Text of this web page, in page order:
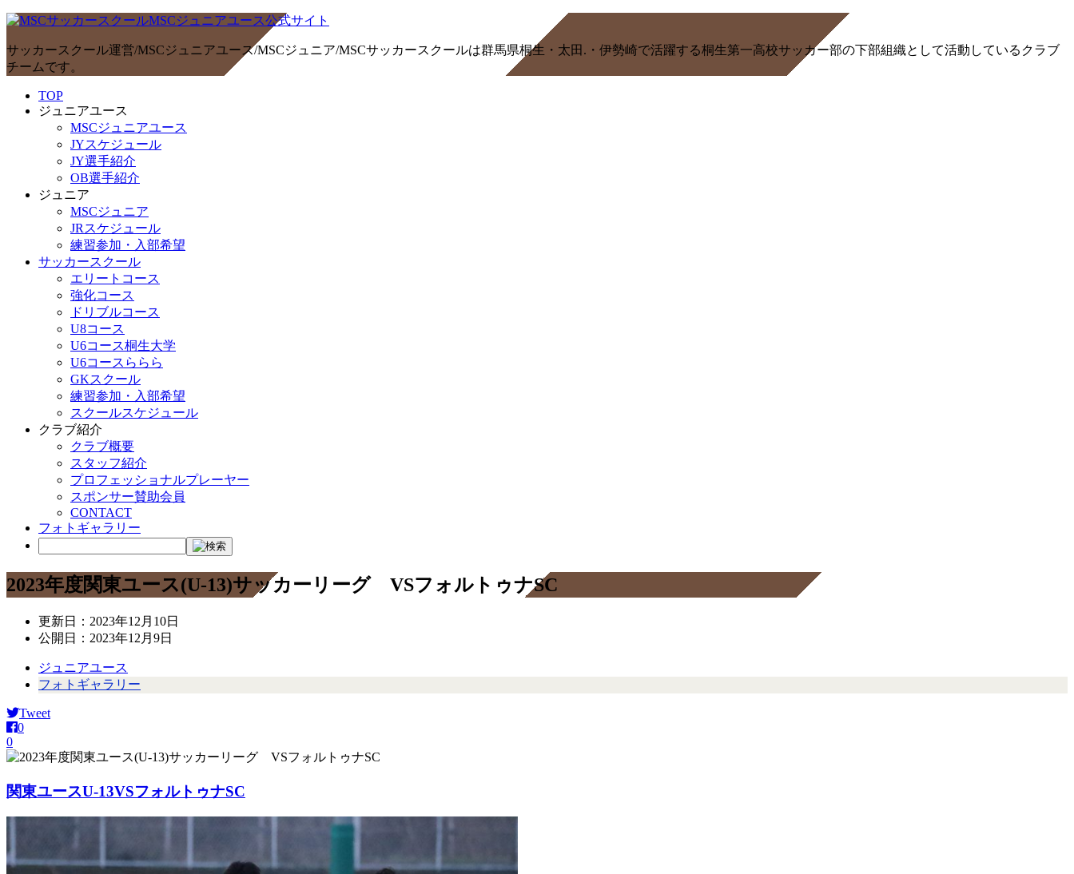
サッカースクール運営/MSCジュニアユース/MSCジュニア/MSCサッカースクールは群馬県桐生・太田.・伊勢崎で活躍する桐生第一高校サッカー部の下部組織として活動しているクラブ
チームです。
TOP
ジュニアユース
MSCジュニアユース
JYスケジュール
JY選手紹介
OB選手紹介
ジュニア
MSCジュニア
JRスケジュール
練習参加・入部希望
サッカースクール
エリートコース
強化コース
ドリブルコース
U8コース
U6コース桐生大学
U6コースららら
GKスクール
練習参加・入部希望
スクールスケジュール
クラブ紹介
クラブ概要
スタッフ紹介
プロフェッショナルプレーヤー
スポンサー賛助会員
CONTACT
フォトギャラリー
2023年度関東ユース(U-13)サッカーリーグ VSフォルトゥナSC
更新日： 2023年12月10日
公開日： 2023年12月9日
ジュニアユース
フォトギャラリー
Tweet
0
0
関東ユースU-13VSフォルトゥナSC